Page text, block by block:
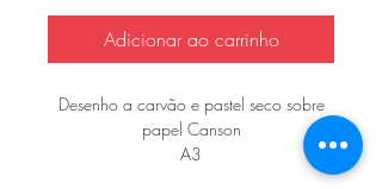
Adicionar ao carrinho
Desenho a carvão e pastel seco sobre
papel Canson
A3